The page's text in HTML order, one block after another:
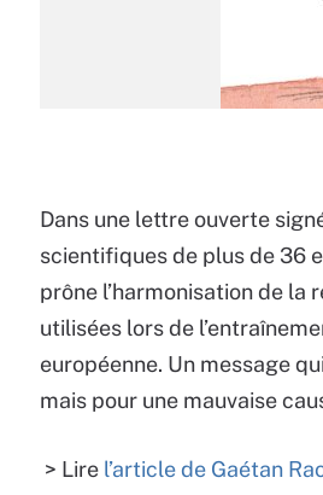
Dans une lettre ouverte
scientifiques de plus de 36
prône l’harmonisation de
utilisées lors de
européenne. Un message
mais pour une mauvaise
> Lire l’article de Gaétan